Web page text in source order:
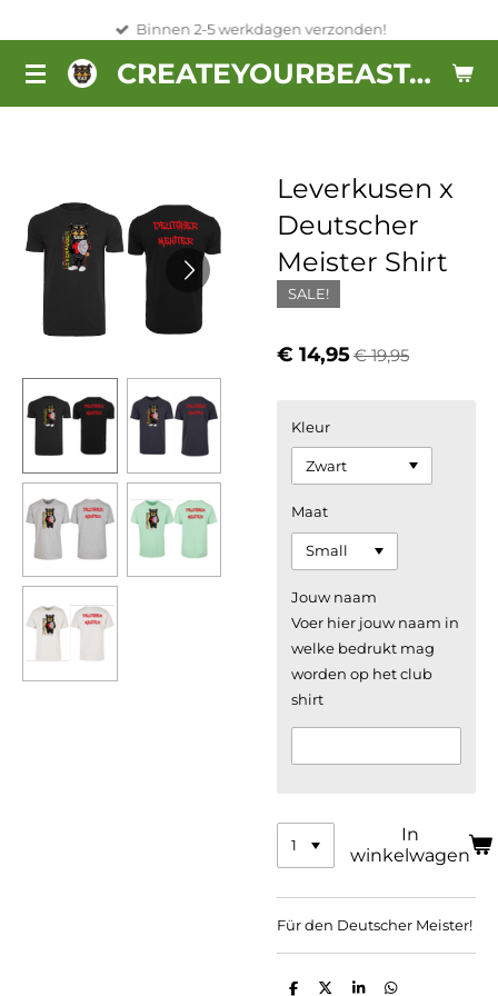
naar
CREATEYOURBEAST.NL
Binnen 2-5 werkdagen verzonden!
Leverkusen x
Deutscher
Meister Shirt
SALE!
€ 14,95€ 19,95
Kleur
Maat
Jouw naam
Voer hier jouw naam in
welke bedrukt mag
worden op het club
shirt
In
winkelwagen
Für den Deutscher Meister!
D D S D